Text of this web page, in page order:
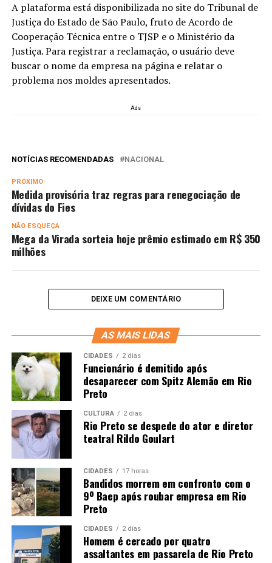
A plataforma está disponibilizada no site do Tribunal de
Justiça do Estado de São Paulo, fruto de Acordo de
Cooperação Técnica entre o TJSP e o Ministério da
Justiça. Para registrar a reclamação, o usuário deve
buscar o nome da empresa na página e relatar o
problema nos moldes apresentados.
Ads
NOTÍCIAS RECOMENDADAS NACIONAL
PRÓXIMO
Medida provisória traz regras para renegociação de
dívidas do Fies
NÃO ESQUEÇA
Mega da Virada sorteia hoje prêmio estimado em R$ 350
milhões
DEIXE UM COMENTÁRIO
AS MAIS LIDAS
CIDADES 2 dias
Funcionário é demitido após
desaparecer com Spitz Alemão em Rio
Preto
CULTURA 2 dias
Rio Preto se despede do ator e diretor
teatral Rildo Goulart
CIDADES 17 horas
Bandidos morrem em confronto com o
9º Baep após roubar empresa em Rio
Preto
CIDADES 2 dias
Homem é cercado por quatro
assaltantes em passarela de Rio Preto